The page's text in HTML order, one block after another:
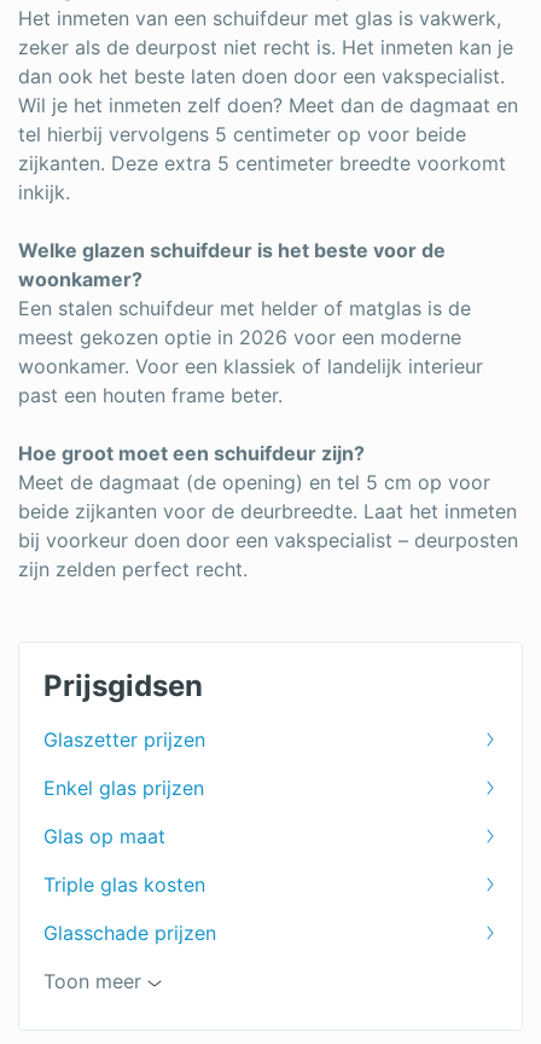
Het inmeten van een schuifdeur met glas is vakwerk,
zeker als de deurpost niet recht is. Het inmeten kan je
dan ook het beste laten doen door een vakspecialist.
Wil je het inmeten zelf doen? Meet dan de dagmaat en
tel hierbij vervolgens 5 centimeter op voor beide
zijkanten. Deze extra 5 centimeter breedte voorkomt
inkijk.
Welke glazen schuifdeur is het beste voor de
woonkamer?
Een stalen schuifdeur met helder of matglas is de
meest gekozen optie in 2026 voor een moderne
woonkamer. Voor een klassiek of landelijk interieur
past een houten frame beter.
Hoe groot moet een schuifdeur zijn?
Meet de dagmaat (de opening) en tel 5 cm op voor
beide zijkanten voor de deurbreedte. Laat het inmeten
bij voorkeur doen door een vakspecialist – deurposten
zijn zelden perfect recht.
Prijsgidsen
Glaszetter prijzen
Enkel glas prijzen
Glas op maat
Triple glas kosten
Glasschade prijzen
Thermopane glas prijzen
Gelaagd glas
Toon meer